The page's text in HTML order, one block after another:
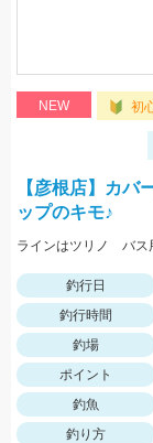
NEW 初
【彦根店】カバ
ップのキモ♪
釣行日
釣行時間
釣場
ポイント
釣魚
釣り方